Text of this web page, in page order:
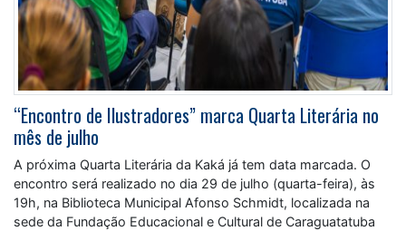
“Encontro de Ilustradores” marca Quarta Literária no
mês de julho
A próxima Quarta Literária da Kaká já tem data marcada. O
encontro será realizado no dia 29 de julho (quarta-feira), às
19h, na Biblioteca Municipal Afonso Schmidt, localizada na
sede da Fundação Educacional e Cultural de Caraguatatuba